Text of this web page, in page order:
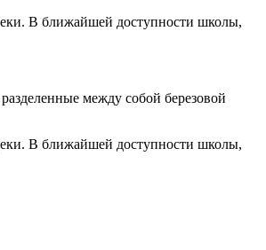
В ближайшей доступности школы,
между собой березовой
В ближайшей доступности школы,